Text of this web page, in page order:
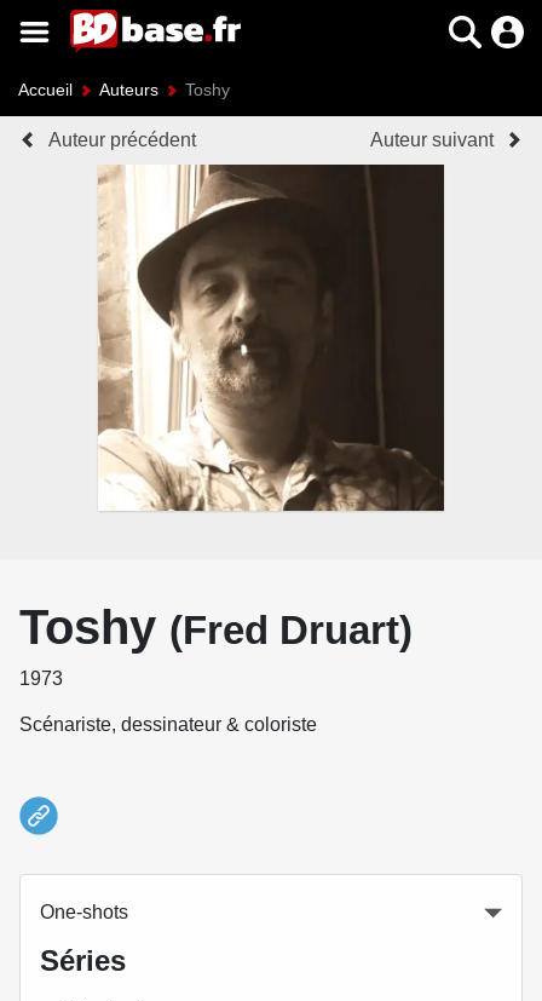
Accueil Auteurs Toshy
Auteur précédent Auteur suivant
Toshy (Fred Druart)
1973
Scénariste, dessinateur & coloriste
One-shots
Séries